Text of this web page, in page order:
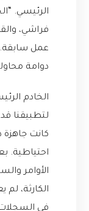
الرئيسي.
فراشي،
عمل
دوامة
الخادم
لتطبيقنا
كانت جاهزة
احتياطية.
الأوامر
الكارثة، لم